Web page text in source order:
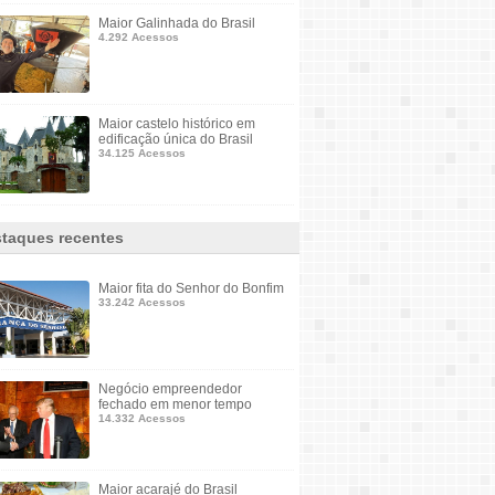
Maior Galinhada do Brasil
4.292 Acessos
Maior castelo histórico em
edificação única do Brasil
34.125 Acessos
recentes
Maior fita do Senhor do Bonfim
33.242 Acessos
Negócio empreendedor
fechado em menor tempo
14.332 Acessos
Maior acarajé do Brasil